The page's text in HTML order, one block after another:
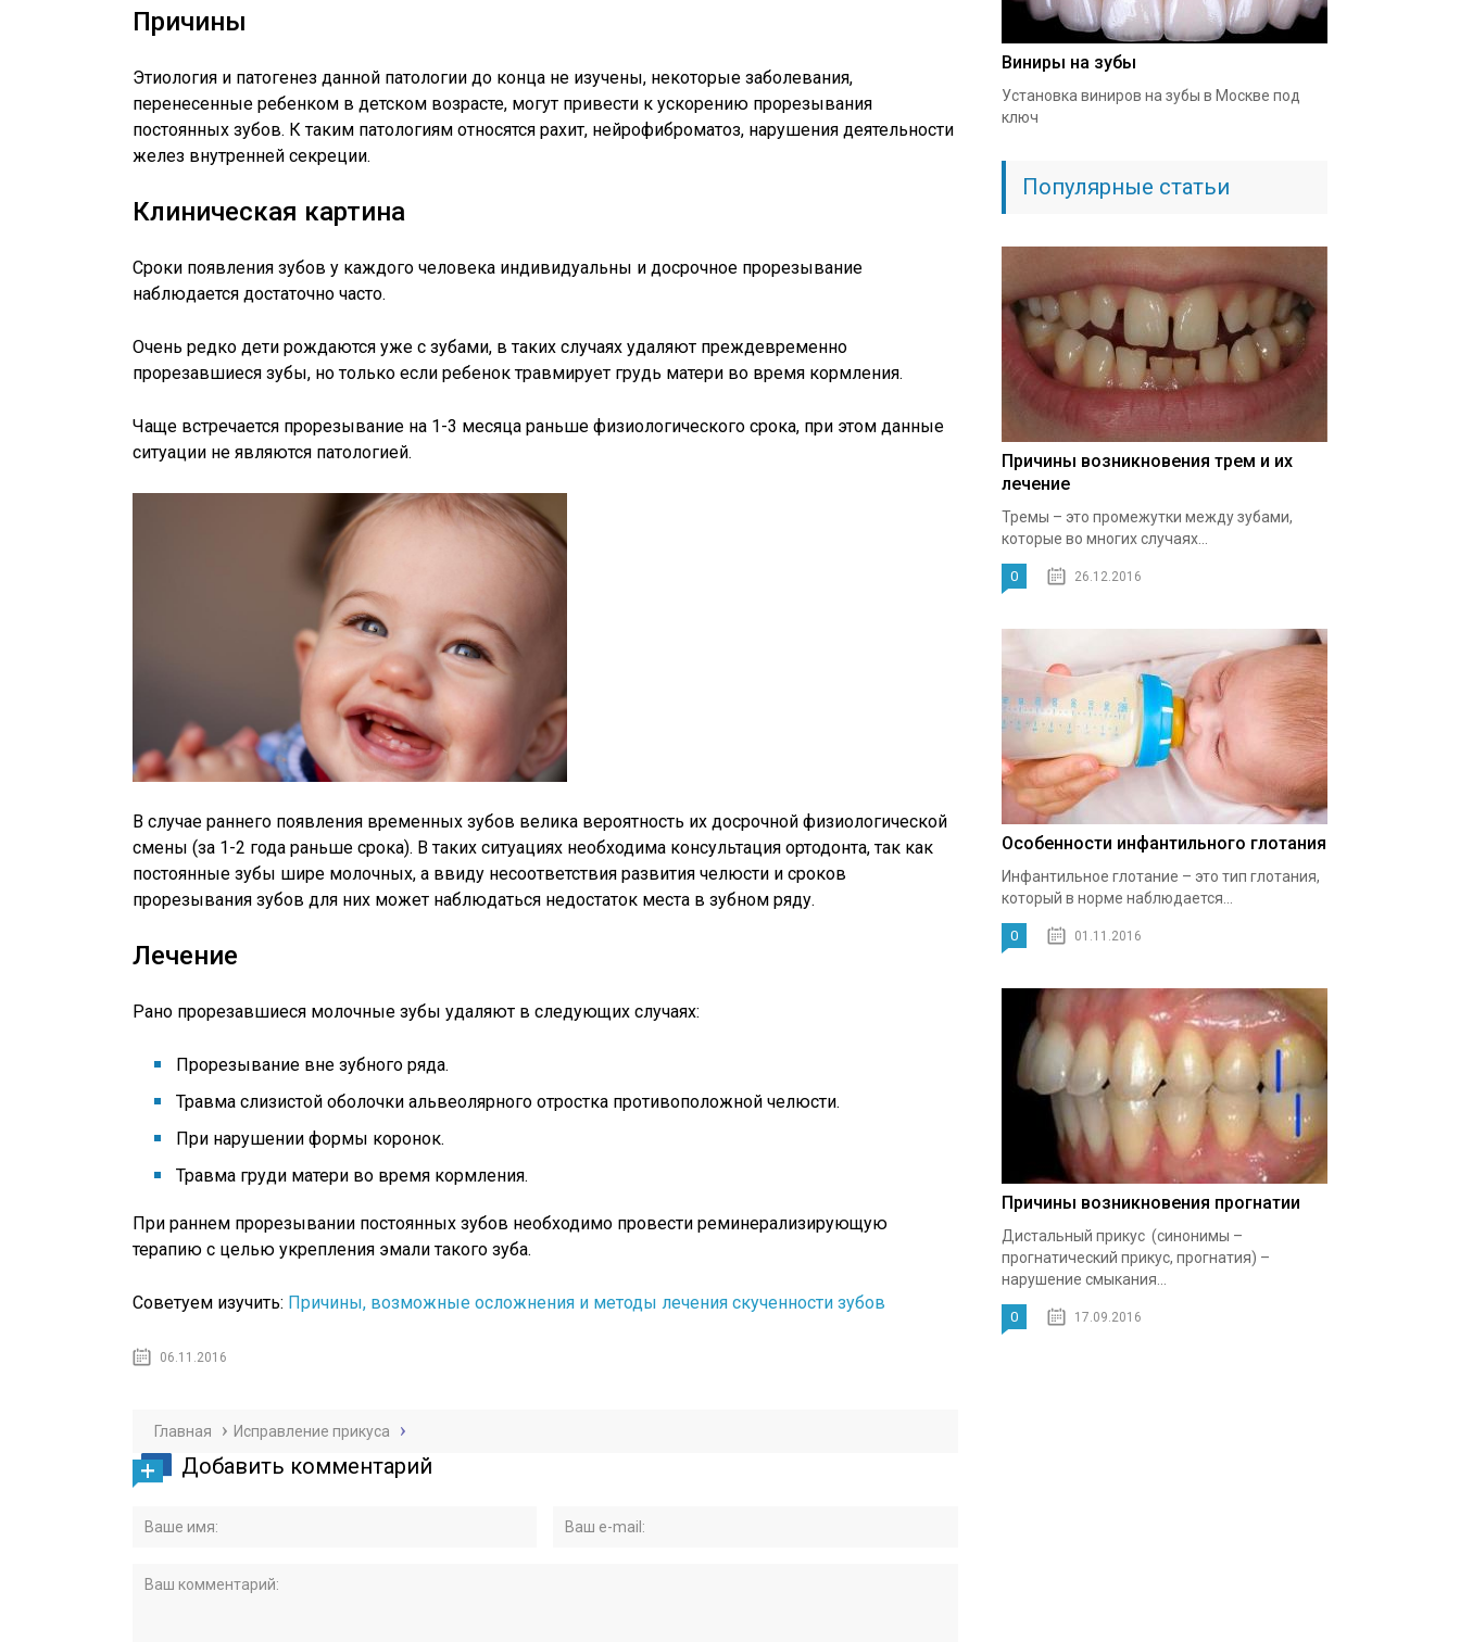
Причины
Этиология и патогенез данной патологии до конца не изучены, некоторые заболевания,
перенесенные ребенком в детском возрасте, могут привести к ускорению прорезывания
постоянных зубов. К таким патологиям относятся рахит, нейрофиброматоз, нарушения деятельности
желез внутренней секреции.
Клиническая картина
Сроки появления зубов у каждого человека индивидуальны и досрочное прорезывание
наблюдается достаточно часто.
Очень редко дети рождаются уже с зубами, в таких случаях удаляют преждевременно
прорезавшиеся зубы, но только если ребенок травмирует грудь матери во время кормления.
Чаще встречается прорезывание на 1-3 месяца раньше физиологического срока, при этом данные
ситуации не являются патологией.
В случае раннего появления временных зубов велика вероятность их досрочной физиологической
смены (за 1-2 года раньше срока). В таких ситуациях необходима консультация ортодонта, так как
постоянные зубы шире молочных, а ввиду несоответствия развития челюсти и сроков
прорезывания зубов для них может наблюдаться недостаток места в зубном ряду.
Лечение
Рано прорезавшиеся молочные зубы удаляют в следующих случаях:
Прорезывание вне зубного ряда.
Травма слизистой оболочки альвеолярного отростка противоположной челюсти.
При нарушении формы коронок.
Травма груди матери во время кормления.
При раннем прорезывании постоянных зубов необходимо провести реминерализирующую
терапию с целью укрепления эмали такого зуба.
Советуем изучить: Причины, возможные осложнения и методы лечения скученности зубов
06.11.2016
Главная Исправление прикуса
Добавить комментарий
Виниры на зубы
Установка виниров на зубы в Москве под
ключ
Популярные статьи
Причины возникновения трем и их
лечение
Тремы – это промежутки между зубами,
которые во многих случаях...
0 26.12.2016
Особенности инфантильного глотания
Инфантильное глотание – это тип глотания,
который в норме наблюдается...
0 01.11.2016
Причины возникновения прогнатии
Дистальный прикус (синонимы –
прогнатический прикус, прогнатия) –
нарушение смыкания...
0 17.09.2016